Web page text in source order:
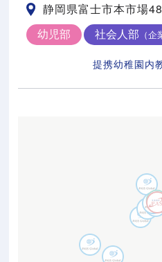
静岡県富士市本市場
幼児部 社会人部 （企
提携幼稚園内